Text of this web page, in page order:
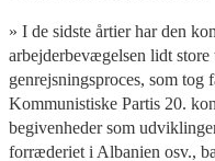
» I de sidste årtier har den
arbejderbevægelsen lidt
genrejsningsproces, som tog
Kommunistiske Partis 20.
begivenheder som
forræderiet i Albanien osv.,